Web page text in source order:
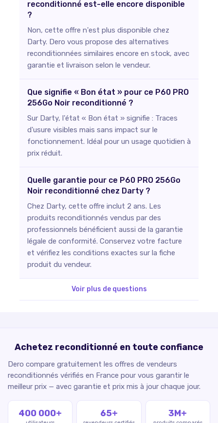
reconditionné est-elle encore disponible
?
Non, cette offre n'est plus disponible chez
Darty. Dero vous propose des alternatives
reconditionnées similaires encore en stock, avec
garantie et livraison selon le vendeur.
Que signifie « Bon état » pour ce P60 PRO
256Go Noir reconditionné ?
Sur Darty, l'état « Bon état » signifie : Traces
d'usure visibles mais sans impact sur le
fonctionnement. Idéal pour un usage quotidien à
prix réduit.
Quelle garantie pour ce P60 PRO 256Go
Noir reconditionné chez Darty ?
Chez Darty, cette offre inclut 2 ans. Les
produits reconditionnés vendus par des
professionnels bénéficient aussi de la garantie
légale de conformité. Conservez votre facture
et vérifiez les conditions exactes sur la fiche
produit du vendeur.
Voir plus de questions
Achetez reconditionné en toute confiance
Dero compare gratuitement les offres de vendeurs
reconditionnés vérifiés en France pour vous garantir le
meilleur prix — avec garantie et prix mis à jour chaque jour.
400 000+ 65+ 3M+